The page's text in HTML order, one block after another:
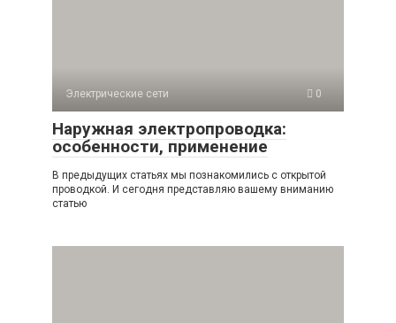
Электрические сети 0
Наружная электропроводка:
особенности, применение
В предыдущих статьях мы познакомились с открытой
проводкой. И сегодня представляю вашему вниманию
статью